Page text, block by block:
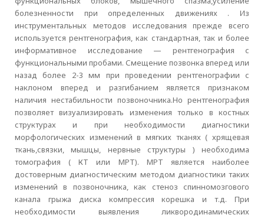
болезненности при определенных движениях . Из
инструментальных методов исследования прежде всего
используется рентгенография, как стандартная, так и более
информативное исследование — рентгенография с
функциональными пробами. Смещение позвонка вперед или
назад более 2-3 мм при проведении рентгенографии с
наклоном вперед и разгибанием является признаком
наличия нестабильности позвоночника.Но рентгенография
позволяет визуализировать изменения только в костных
структурах и при необходимости диагностики
морфологических изменений в мягких тканях ( хрящевая
ткань,связки, мышцы, нервные структуры ) необходима
томография ( КТ или МРТ). МРТ является наиболее
достоверным диагностическим методом диагностики таких
изменений в позвоночника, как стеноз спинномозгового
канала грыжа диска компрессия корешка и т.д. При
необходимости выявления ликвородинамических